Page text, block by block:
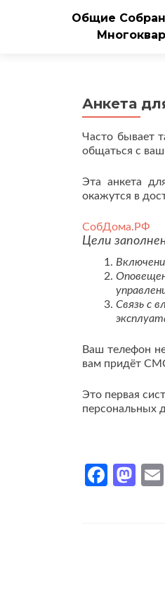
Общие
Анкета
Часто бывает
общаться с
Эта анкета
окажутся в
СобДома.РФ
Цели
Связь с
Ваш телефон
вам придёт
Это первая
персональных